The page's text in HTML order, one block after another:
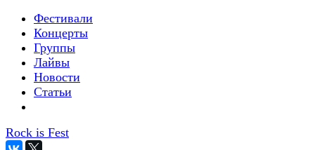
Фестивали
Концерты
Группы
Лайвы
Новости
Статьи
Rock is Fest